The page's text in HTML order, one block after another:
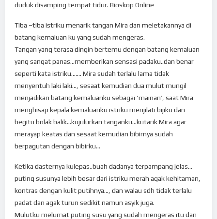
duduk disamping tempat tidur. Bioskop Online
Tiba –tiba istriku menarik tangan Mira dan meletakannya di
batang kemaluan ku yang sudah mengeras.
Tangan yang terasa dingin bertemu dengan batang kemaluan
yang sangat panas…memberikan sensasi padaku..dan benar
seperti kata istriku……. Mira sudah terlalu lama tidak
menyentuh laki laki…, sesaat kemudian dua mulut mungil
menjadikan batang kemaluanku sebagai ‘mainan’, saat Mira
menghisap kepala kemaluanku istriku menjilati bijiku dan
begitu bolak balik…kujulurkan tanganku…kutarik Mira agar
merayap keatas dan sesaat kemudian bibirnya sudah
berpagutan dengan bibirku…
Ketika dasternya kulepas..buah dadanya terpampang jelas…
puting susunya lebih besar dari istriku merah agak kehitaman,
kontras dengan kulit putihnya…, dan walau sdh tidak terlalu
padat dan agak turun sedikit namun asyik juga.
Mulutku melumat puting susu yang sudah mengeras itu dan